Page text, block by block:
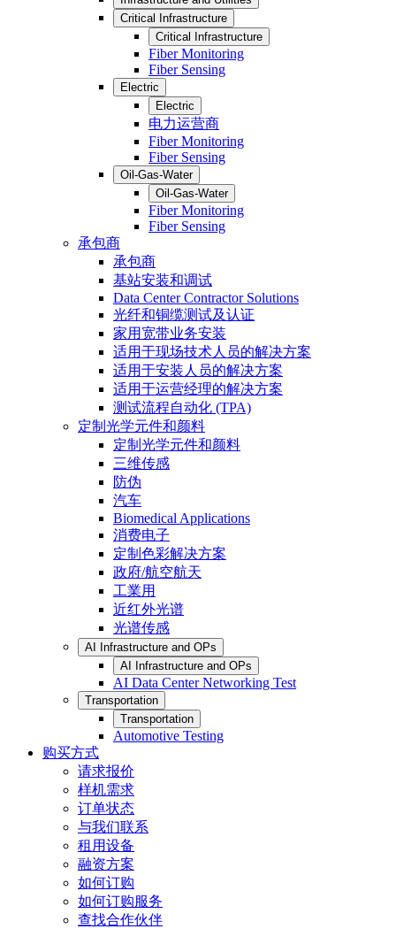
Critical Infrastructure
Critical Infrastructure
Fiber Monitoring
Fiber Sensing
Electric
Electric
电力运营商
Fiber Monitoring
Fiber Sensing
Oil-Gas-Water
Oil-Gas-Water
Fiber Monitoring
Fiber Sensing
承包商
承包商
基站安装和调试
Data Center Contractor Solutions
光纤和铜缆测试及认证
家用宽带业务安装
适用于现场技术人员的解决方案
适用于安装人员的解决方案
适用于运营经理的解决方案
测试流程自动化 (TPA)
定制光学元件和颜料
定制光学元件和颜料
三维传感
防伪
汽车
Biomedical Applications
消费电子
定制色彩解决方案
政府/航空航天
工業用
近红外光谱
光谱传感
AI Infrastructure and OPs
AI Infrastructure and OPs
AI Data Center Networking Test
Transportation
Transportation
Automotive Testing
购买方式
请求报价
样机需求
订单状态
与我们联系
租用设备
融资方案
如何订购
如何订购服务
查找合作伙伴